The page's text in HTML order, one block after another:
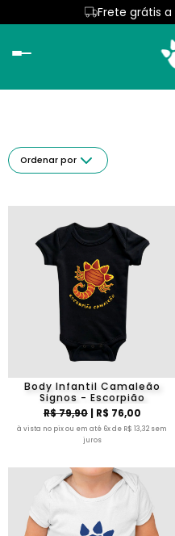
Frete grátis a
Ordenar por
Body Infantil Camaleão
Signos - Escorpião
R$ 79,90| R$ 76,00
à vista no pix ou em até 6x de R$ 13,32 sem
juros